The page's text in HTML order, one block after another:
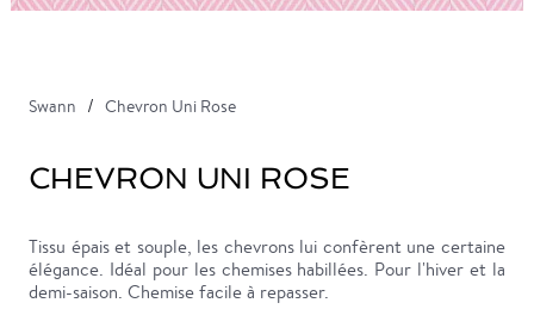
Swann Chevron Uni Rose
CHEVRON UNI ROSE
Tissu épais et souple, les chevrons lui confèrent une certaine
élégance. Idéal pour les chemises habillées. Pour l'hiver et la
demi-saison. Chemise facile à repasser.